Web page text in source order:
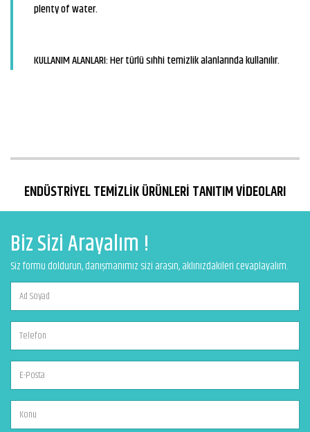
plenty of water.
KULLANIM ALANLARI: Her türlü sıhhi temizlik alanlarında kullanılır.
ENDÜSTRİYEL TEMİZLİK ÜRÜNLERİ TANITIM VİDEOLARI
Biz Sizi Arayalım !
Siz formu doldurun, danışmanımız sizi arasın, aklınızdakileri cevaplayalım.